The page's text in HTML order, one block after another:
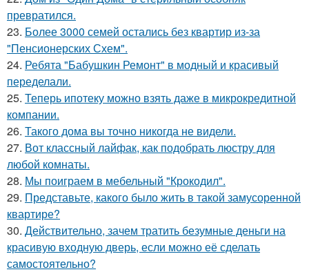
превратился.
23. Более 3000 семей остались без квартир из-за
"Пенсионерских Схем".
24. Ребята "Бабушкин Ремонт" в модный и красивый
переделали.
25. Теперь ипотеку можно взять даже в микрокредитной
компании.
26. Такого дома вы точно никогда не видели.
27. Вот классный лайфак, как подобрать люстру для
любой комнаты.
28. Мы поиграем в мебельный "Крокодил".
29. Представьте, какого было жить в такой замусоренной
квартире?
30. Действительно, зачем тратить безумные деньги на
красивую входную дверь, если можно её сделать
самостоятельно?